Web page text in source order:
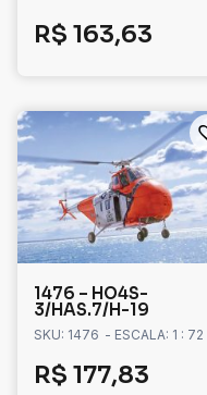
R$ 163,63
1476 – HO4S-
3/HAS.7/H-19
SKU: 1476 - ESCALA: 1 : 72
R$ 177,83